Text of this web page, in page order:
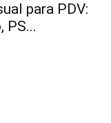
para PDV:
PS...